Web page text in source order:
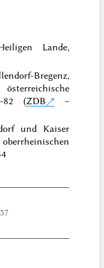
Lande,
Bregenz,
82 (ZDB
–
und Kaiser